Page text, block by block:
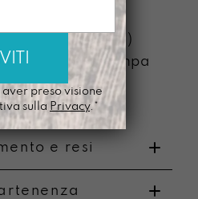
con detergente
alcolica)
l’uso e la stampa
e resi
preso visione
sulla Privacy.*